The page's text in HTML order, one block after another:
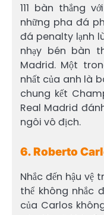
111 bàn thắng
những pha đá
đá penalty lạnh
nhạy bén bàn
Madrid. Một
nhất của anh là
chung kết
Real Madrid
ngôi vô địch.
6. Roberto
Nhắc đến hậu vệ
thể không nhắc
của Carlos